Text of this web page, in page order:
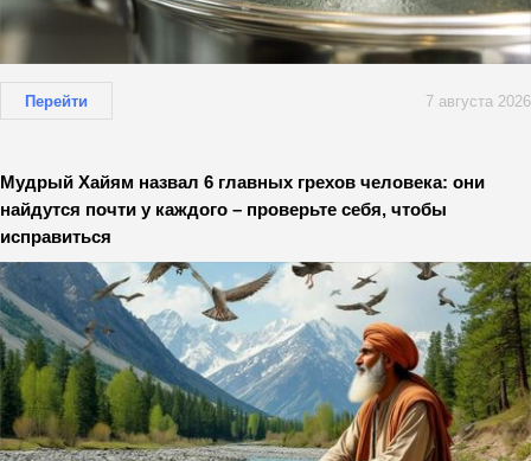
Перейти 7 августа 2026
Мудрый Хайям назвал 6 главных грехов человека: они
найдутся почти у каждого – проверьте себя, чтобы
исправиться